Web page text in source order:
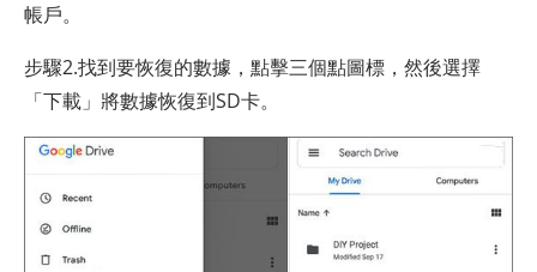
帳戶。
步驟2.找到要恢復的數據，點擊三個點圖標，然後選擇
「下載」將數據恢復到SD卡。